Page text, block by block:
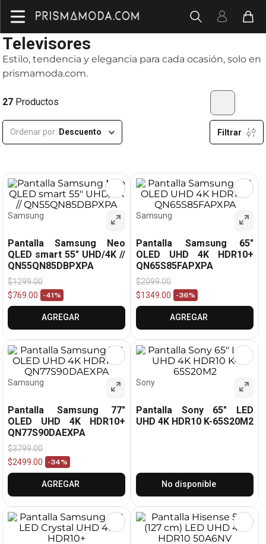
Televisores
Estilo, tendencia y elegancia para cada ocasión, solo en
prismamoda.com.
27 Productos
Ordenar por Descuento Filtrar
Samsung
Pantalla Samsung Neo
QLED smart 55" UHD/4K //
QN55QN85DBPXPA
$1299.00
$769 00 -41%
AGREGAR
Samsung
Pantalla Samsung 65"
OLED UHD 4K HDR10+
QN65S85FAPXPA
$2099.00
$1349 00 -36%
AGREGAR
Samsung
Pantalla Samsung 77"
OLED UHD 4K HDR10+
QN77S90DAEXPA
$3799.00
$2499 00 -34%
AGREGAR
Sony
Pantalla Sony 65" LED
UHD 4K HDR10 K-65S20M2
No disponible